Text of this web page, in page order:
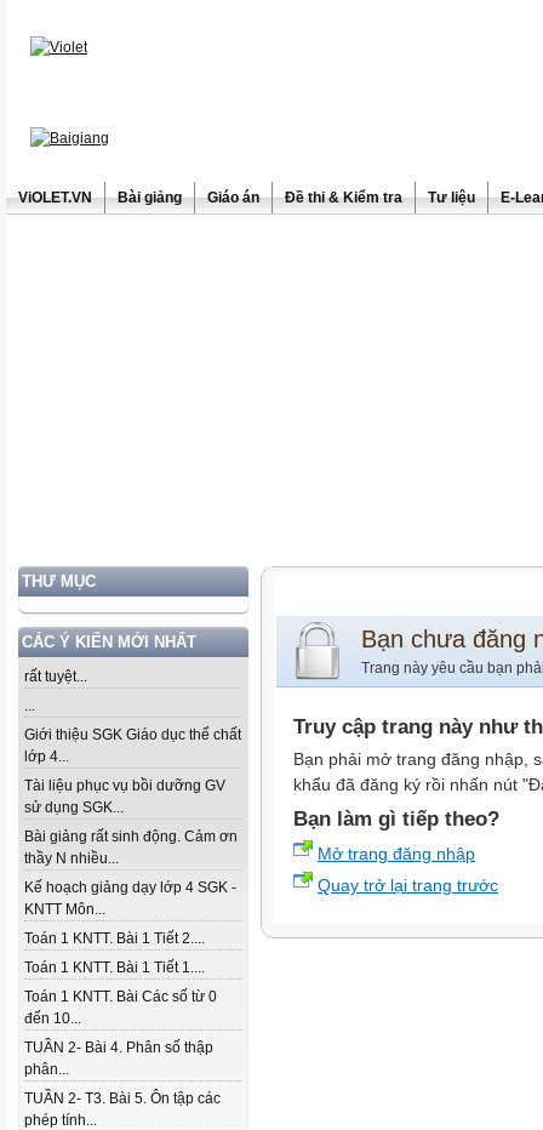
ViOLET.VN Bài giảng Giáo án Đề thi & Kiểm tra Tư liệu E-
THƯ MỤC
CÁC Ý KIẾN MỚI NHẤT
rất tuyệt...
...
Giới thiệu SGK Giáo dục thể chất
lớp 4...
Tài liệu phục vụ bồi dưỡng GV
sử dụng SGK...
Bài giảng rất sinh động. Cảm ơn
thầy N nhiều...
Kế hoạch giảng dạy lớp 4 SGK -
KNTT Môn...
Toán 1 KNTT. Bài 1 Tiết 2....
Toán 1 KNTT. Bài 1 Tiết 1....
Toán 1 KNTT. Bài Các số từ 0
đến 10...
TUẦN 2- Bài 4. Phân số thập
phân...
TUẦN 2- T3. Bài 5. Ôn tập các
phép tính...
Bạn chưa đăng
Trang này yêu cầu bạn
Truy cập trang này như
Bạn phải mở trang đăng nhập,
khẩu đã đăng ký rồi nhấn nút
Bạn làm gì tiếp theo?
Mở trang đăng nhập
Quay trở lại trang trước